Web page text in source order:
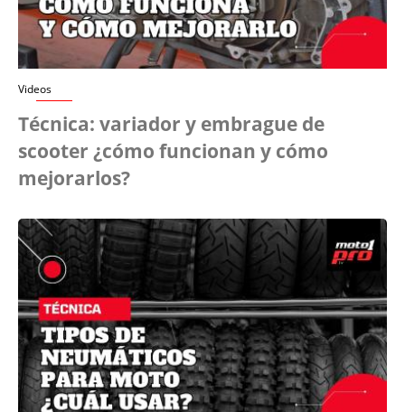
Videos
Técnica: variador y embrague de
scooter ¿cómo funcionan y cómo
mejorarlos?